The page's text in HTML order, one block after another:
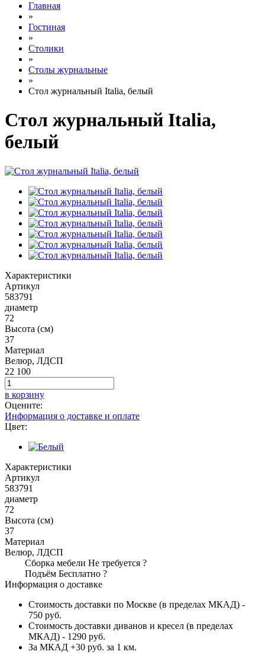
Главная
»
Гостиная
»
Столики
»
Столы журнальные
»
Стол журнальный Italia, белый
Стол журнальный Italia,
белый
Характеристики
Артикул
583791
диаметр
72
Высота (см)
37
Материал
Велюр, ЛДСП
22 100
в корзину
Оцените:
Информация о доставке и оплате
Цвет:
Характеристики
Артикул
583791
диаметр
72
Высота (см)
37
Материал
Велюр, ЛДСП
Сборка мебели Не требуется ?
Подъём Бесплатно ?
Информация о доставке
Стоимость доставки по Москве (в пределах МКАД) -
750 руб.
Стоимость доставки диванов и кресел (в пределах
МКАД) - 1290 руб.
За МКАД +30 руб. за 1 км.